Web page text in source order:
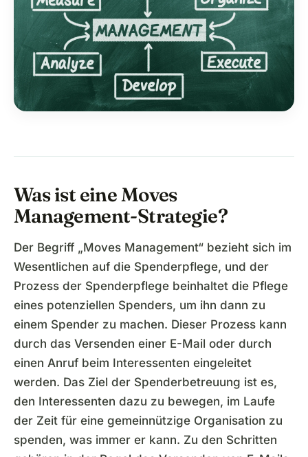
Was ist eine Moves
Management-Strategie?
Der Begriff „Moves Management“ bezieht sich im
Wesentlichen auf die Spenderpflege, und der
Prozess der Spenderpflege beinhaltet die Pflege
eines potenziellen Spenders, um ihn dann zu
einem Spender zu machen. Dieser Prozess kann
durch das Versenden einer E-Mail oder durch
einen Anruf beim Interessenten eingeleitet
werden. Das Ziel der Spenderbetreuung ist es,
den Interessenten dazu zu bewegen, im Laufe
der Zeit für eine gemeinnützige Organisation zu
spenden, was immer er kann. Zu den Schritten